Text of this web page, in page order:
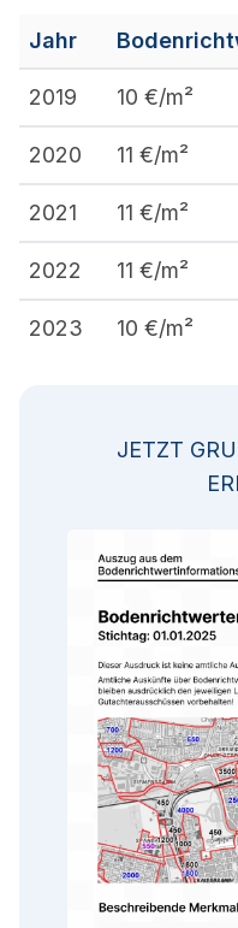
Jahr
2019 10 €/m²
2020 11 €/m²
2021 11 €/m²
2022 11 €/m²
2023 10 €/m²
JETZT